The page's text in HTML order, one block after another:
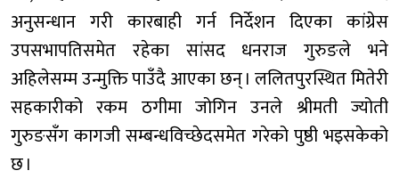
अनुसन्धान गरी कारबाही गर्न निर्देशन दिएका कांग्रेस
उपसभापतिसमेत रहेका सांसद धनराज गुरुङले भने
अहिलेसम्म उन्मुक्ति पाउँदै आएका छन् । ललितपुरस्थित मितेरी
सहकारीको रकम ठगीमा जोगिन उनले श्रीमती ज्योती
गुरुङसँग कागजी सम्बन्धविच्छेदसमेत गरेको पुष्ठी भइसकेको
छ ।